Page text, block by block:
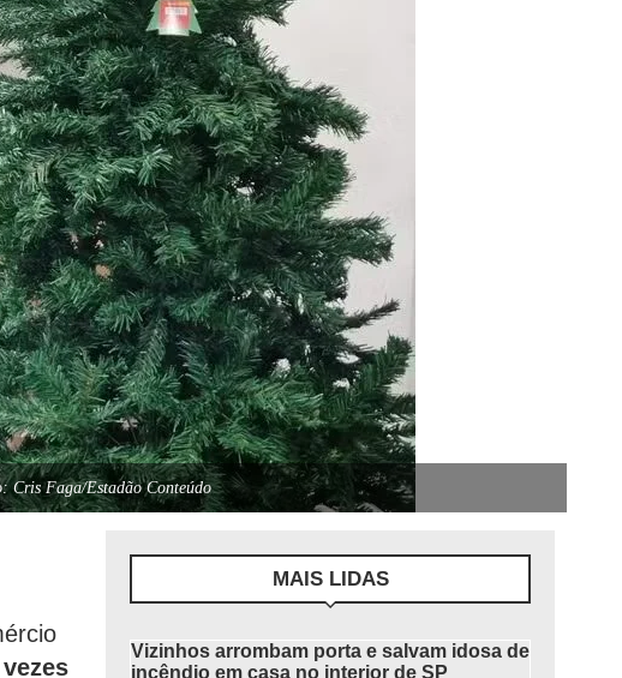
Cris Faga/Estadão Conteúdo
MAIS LIDAS
Vizinhos arrombam porta e salvam idosa de
incêndio em casa no interior de SP